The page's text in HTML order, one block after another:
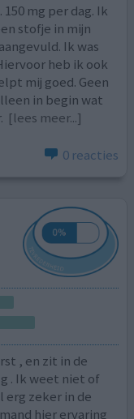
mg per dag. Ik
stofje in mijn
Ik was
heb ik ook
mij goed. Geen
in begin wat
[lees meer...]
0 reacties
, en zit in de
. Ik weet niet of
zeker in de
hier ervaring